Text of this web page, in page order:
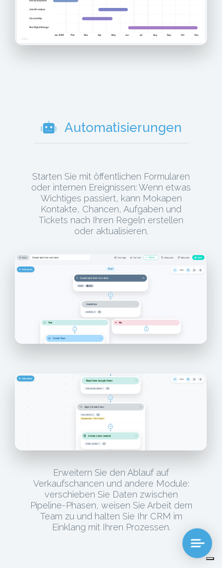
Automatisierungen
Starten Sie mit öffentlichen Formularen
oder internen Ereignissen: Wenn etwas
Wichtiges passiert, kann Mokapen
Kontakte, Chancen, Aufgaben und
Tickets nach Ihren Regeln erstellen
oder aktualisieren.
Erweitern Sie den Ablauf auf
Verkaufschancen und andere Module:
verschieben Sie Daten zwischen
Pipeline-Phasen, weisen Sie Arbeit dem
Team zu und halten Sie Ihr CRM im
Einklang mit Ihren Prozessen.